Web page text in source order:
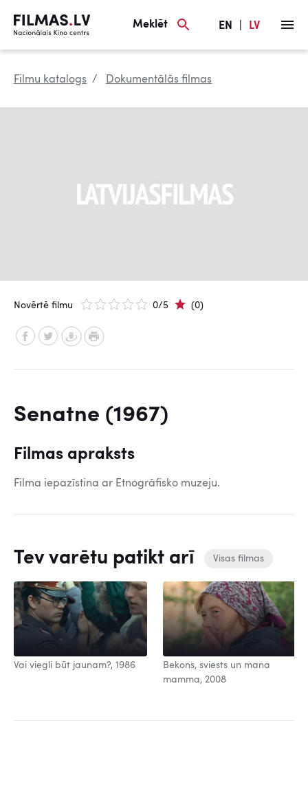
Meklēt EN LV
Filmu katalogs Dokumentālās filmas
Novērtē filmu 0/5 (0)
Senatne (1967)
Filmas apraksts
Filma iepazīstina ar Etnogrāfisko muzeju.
Tev varētu patikt arī Visas filmas
Vai viegli būt jaunam?, 1986
Bekons, sviests un mana
mamma, 2008